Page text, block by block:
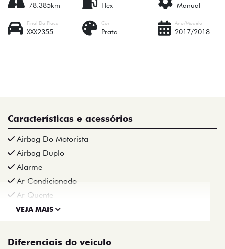
Manual
Flex
78.385km
Ano/Modelo
2017/2018
Cor
Prata
Final Da Placa
XXX2355
Características e acessórios
Airbag Do Motorista
Airbag Duplo
Alarme
Ar Condicionado
Ar Quente
VEJA MAIS
Diferenciais do veículo